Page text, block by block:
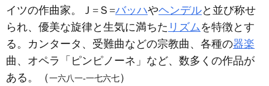
イツの作曲家。Ｊ=Ｓ=バッハやヘンデルと並び称せ
られ、優美な旋律と生気に満ちた リズム を特徴とす
る。カンタータ、受難曲などの宗教曲、各種の器楽
曲、オペラ「ピンピノーネ」など、数多くの作品が
ある。（一六八一‐一七六七）